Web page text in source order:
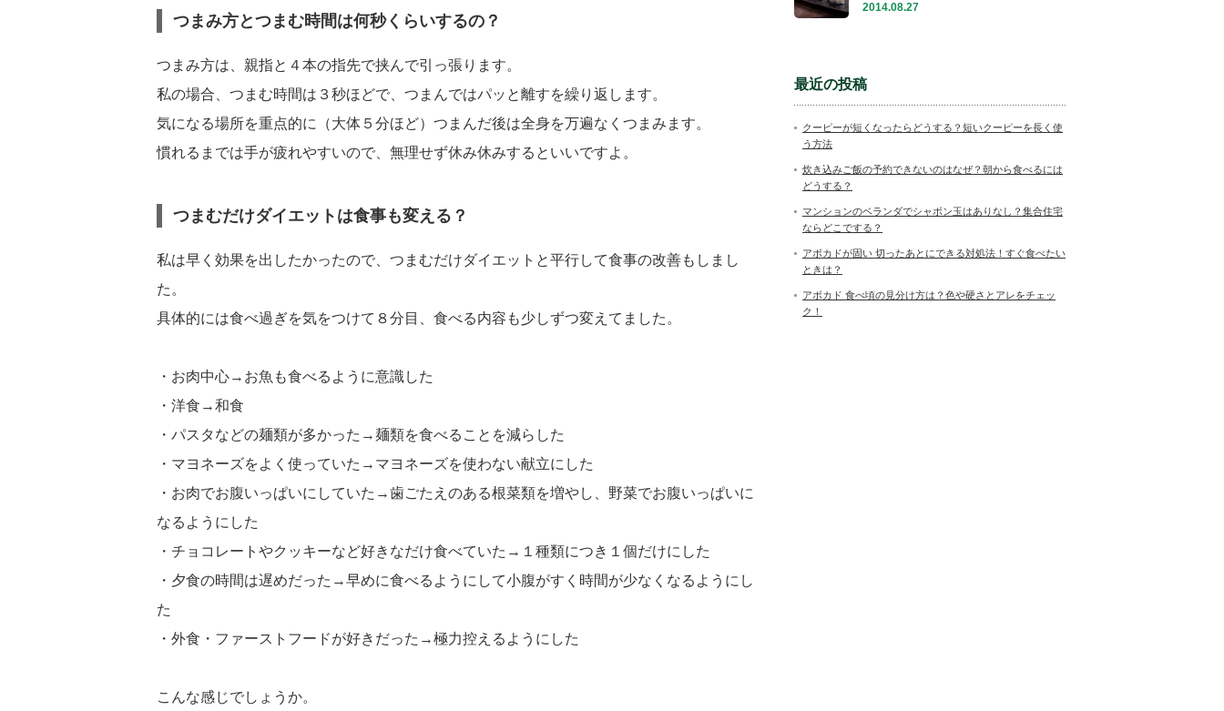
つまみ方とつまむ時間は何秒くらいするの？
つまみ方は、親指と４本の指先で挟んで引っ張ります。
私の場合、つまむ時間は３秒ほどで、つまんではパッと離すを繰り返します。
気になる場所を重点的に（大体５分ほど）つまんだ後は全身を万遍なくつまみます。
慣れるまでは手が疲れやすいので、無理せず休み休みするといいですよ。
つまむだけダイエットは食事も変える？
私は早く効果を出したかったので、つまむだけダイエットと平行して食事の改善もしまし
た。
具体的には食べ過ぎを気をつけて８分目、食べる内容も少しずつ変えてました。
・お肉中心→お魚も食べるように意識した
・洋食→和食
・パスタなどの麺類が多かった→麺類を食べることを減らした
・マヨネーズをよく使っていた→マヨネーズを使わない献立にした
・お肉でお腹いっぱいにしていた→歯ごたえのある根菜類を増やし、野菜でお腹いっぱいに
なるようにした
・チョコレートやクッキーなど好きなだけ食べていた→１種類につき１個だけにした
・夕食の時間は遅めだった→早めに食べるようにして小腹がすく時間が少なくなるようにし
た
・外食・ファーストフードが好きだった→極力控えるようにした
こんな感じでしょうか。
2014.08.27
最近の投稿
クーピーが短くなったらどうする？短いクーピーを長く使
う方法
炊き込みご飯の予約できないのはなぜ？朝から食べるには
どうする？
マンションのベランダでシャボン玉はありなし？集合住宅
ならどこでする？
アボカドが固い 切ったあとにできる対処法！すぐ食べたい
ときは？
アボカド 食べ頃の見分け方は？色や硬さとアレをチェッ
ク！